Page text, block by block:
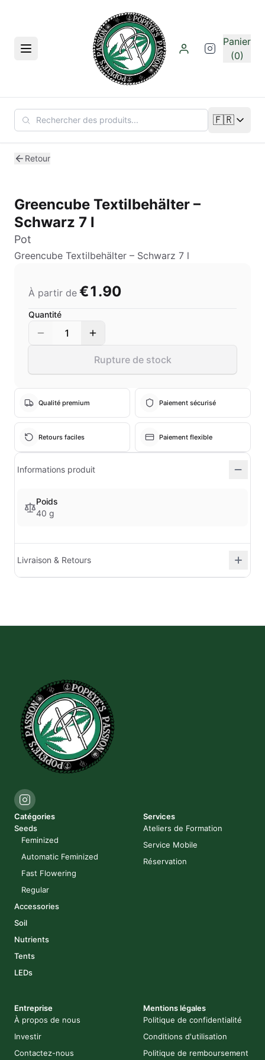
Menu
Panier
(0)
🇫🇷
Changer
Retour
Greencube Textilbehälter –
Schwarz 7 l
Pot
Greencube Textilbehälter – Schwarz 7 l
À partir de €1.90
Quantité
1
Rupture de stock
Qualité premium Paiement sécurisé
Retours faciles Paiement flexible
Informations produit
Poids
40 g
Livraison & Retours
Catégories
Seeds
Feminized
Automatic Feminized
Fast Flowering
Regular
Accessories
Soil
Nutrients
Tents
LEDs
Services
Ateliers de Formation
Service Mobile
Réservation
Entreprise
À propos de nous
Investir
Contactez-nous
Mentions légales
Politique de confidentialité
Conditions d'utilisation
Politique de remboursement